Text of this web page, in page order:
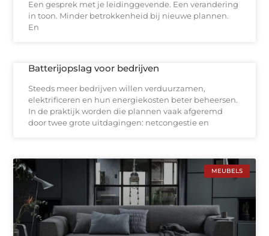
Een gesprek met je leidinggevende. Een verandering
in toon. Minder betrokkenheid bij nieuwe plannen.
En
Batterijopslag voor bedrijven
Steeds meer bedrijven willen verduurzamen,
elektrificeren en hun energiekosten beter beheersen.
In de praktijk worden die plannen vaak afgeremd
door twee grote uitdagingen: netcongestie en
MEUBELS